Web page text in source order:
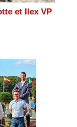
et Ilex VP